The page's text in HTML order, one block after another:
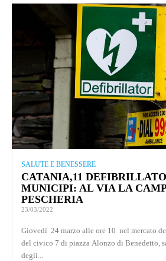
SALUTE E BENESSERE
CATANIA,11
MUNICIPI: AL VIA LA
PESCHERIA
23/03/2022
Giovedì 24 marzo alle ore 10 nel mercato
del civico 7 di piazza Alonzo di Benedetto,
degli...